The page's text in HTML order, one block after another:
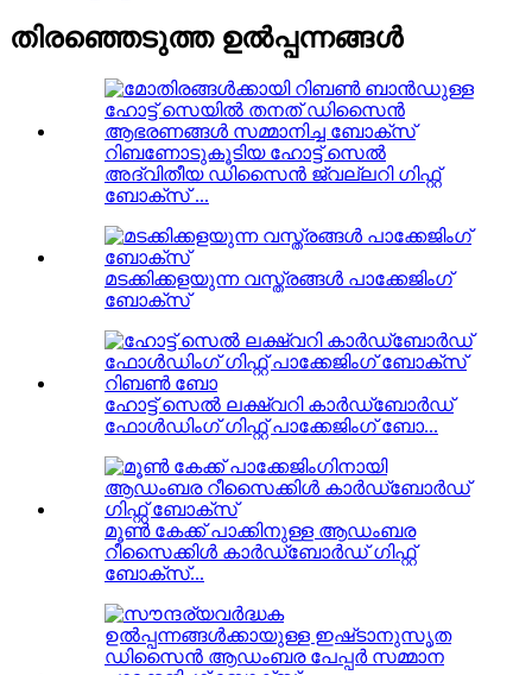
തിരഞ്ഞെടുത്ത ഉൽപ്പന്നങ്ങൾ
റിബണോടുകൂടിയ ഹോട്ട് സെൽ
അദ്വിതീയ ഡിസൈൻ ജ്വല്ലറി ഗിഫ്റ്റ്
ബോക്സ് ...
മടക്കിക്കളയുന്ന വസ്ത്രങ്ങൾ പാക്കേജിംഗ്
ബോക്സ്
ഹോട്ട് സെൽ ലക്ഷ്വറി കാർഡ്ബോർഡ്
ഫോൾഡിംഗ് ഗിഫ്റ്റ് പാക്കേജിംഗ് ബോ...
മൂൺ കേക്ക് പാക്കിനുള്ള ആഡംബര
റീസൈക്കിൾ കാർഡ്ബോർഡ് ഗിഫ്റ്റ്
ബോക്സ്...